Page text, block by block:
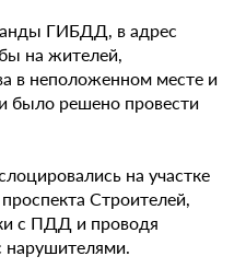
ГИБДД, в адрес
на жителей,
в неположенном месте и
было решено провести
на участке
Строителей,
с ПДД и проводя
нарушителями.